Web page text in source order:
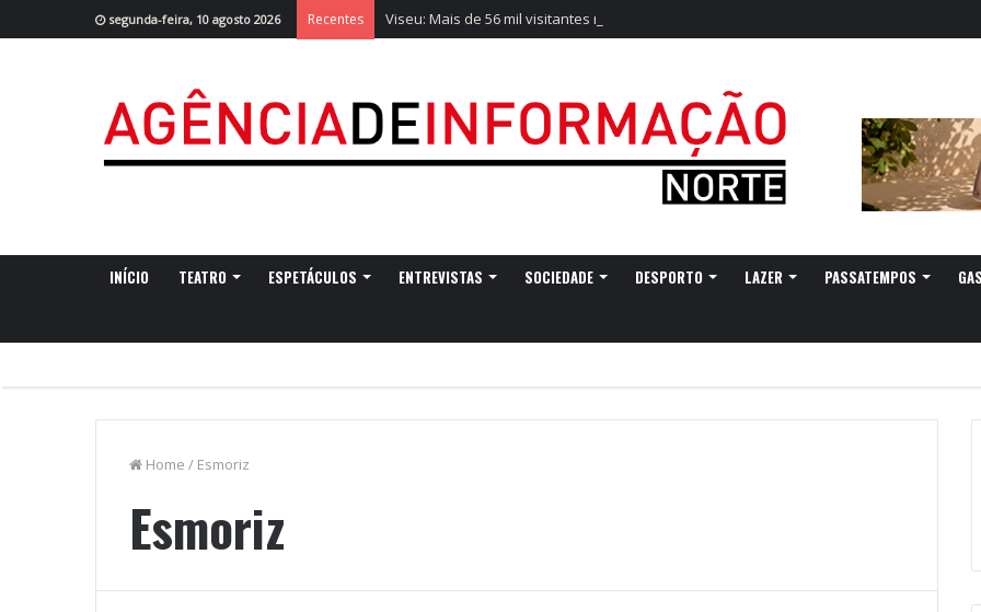
segunda-feira, 10 agosto 2026 Recentes Viseu: Mais de 56 mil visitantes marcam arranque recorde da Feira de São Mateus
INÍCIO TEATRO ESPETÁCULOS ENTREVISTAS SOCIEDADE DESPORTO LAZER PASSATEMPOS
Home / Esmoriz
Esmoriz